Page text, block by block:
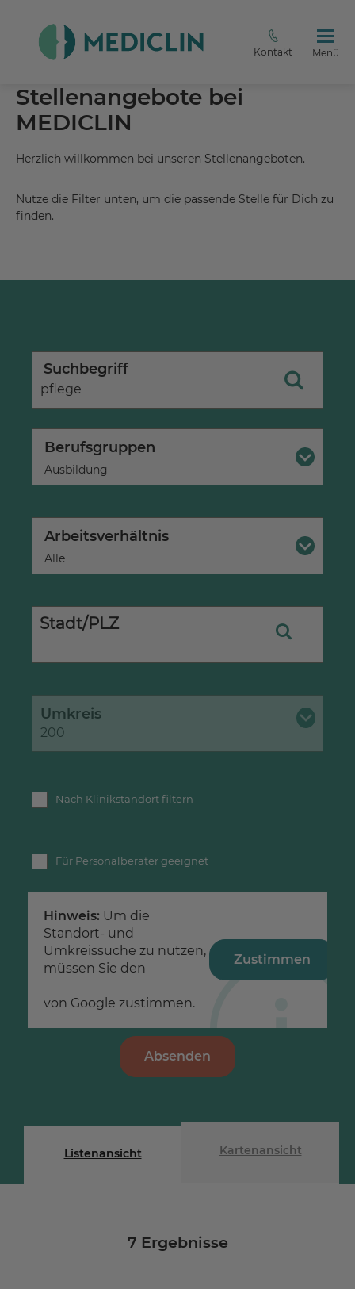
Kontakt Menü
Stellenangebote bei
MEDICLIN
Herzlich willkommen bei unseren Stellenangeboten.
Nutze die Filter unten, um die passende Stelle für Dich zu
finden.
Suchbegriff
Berufsgruppen
×
Ausbildung
Arbeitsverhältnis
×
Alle
Stadt/PLZ
Umkreis
200
Nach Klinikstandort filtern
Für Personalberater geeignet
Hinweis: Um die
Standort- und
Umkreissuche zu nutzen,
müssen Sie den
von Google zustimmen.
Zustimmen
Absenden
Listenansicht Kartenansicht
7 Ergebnisse